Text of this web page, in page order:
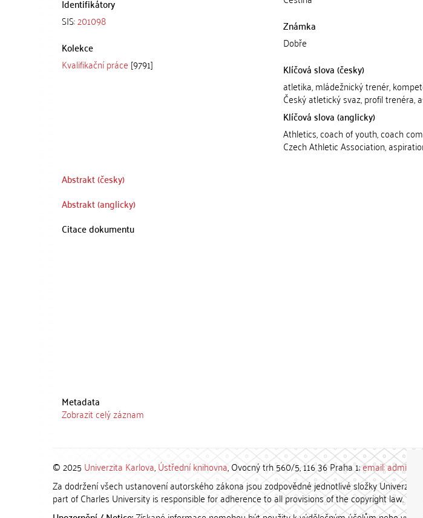
Identifikátory
SIS:201098
Kolekce
Kvalifikační práce [9791]
Známka
Dobře
Klíčová slova (česky)
atletika, mládežnický trenér,
Český atletický svaz, profil trenéra,
Klíčová slova (anglicky)
Athletics, coach of youth, coach
Czech Athletic Association,
Abstrakt (česky)
Abstrakt (anglicky)
Citace dokumentu
Metadata
Zobrazit celý záznam
© 2025 Univerzita Karlova,Ústřední knihovna, Ovocný trh 560/5, 116 36 Praha 1;email: admin-
Za dodržení všech ustanovení autorského zákona jsou zodpovědné jednotlivé složky
part of Charles University is responsible for adherence to all provisions of the copyright law.